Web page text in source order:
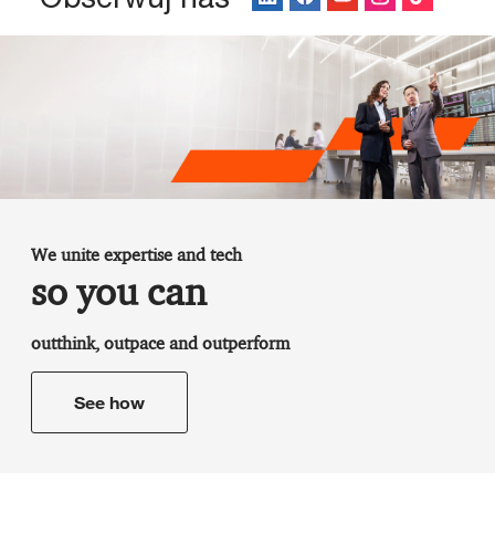
We unite expertise and tech
so you can
outthink, outpace and outperform
See how